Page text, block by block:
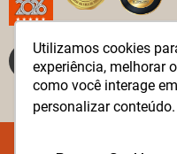
Utilizamos cookies
experiência, melhorar
como você interage
personalizar conteúdo.
© Método Supera